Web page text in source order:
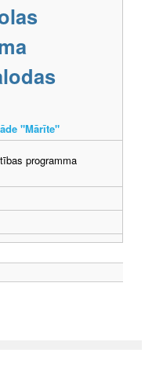
"Mārīte"
programma